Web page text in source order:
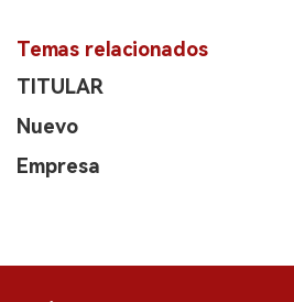
Temas relacionados
TITULAR
Nuevo
Empresa